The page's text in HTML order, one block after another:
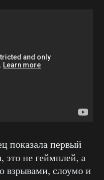
показала первый
это не геймплей, а
взрывами, слоумо и